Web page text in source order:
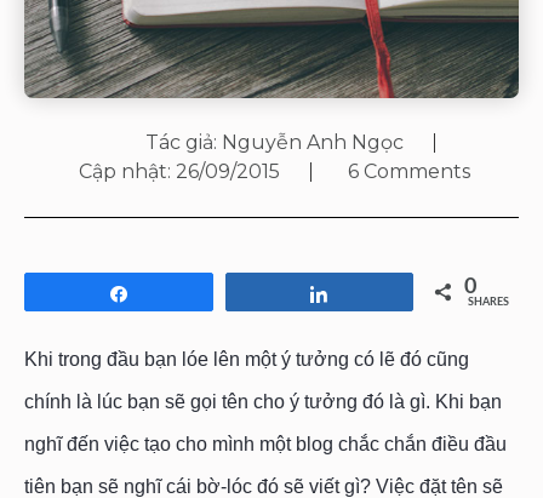
Tác giả: Nguyễn Anh Ngọc
Cập nhật: 26/09/2015 6 Comments
0
SHARES
Khi trong đầu bạn lóe lên một ý tưởng có lẽ đó cũng
chính là lúc bạn sẽ gọi tên cho ý tưởng đó là gì. Khi bạn
nghĩ đến việc tạo cho mình một blog chắc chắn điều đầu
tiên bạn sẽ nghĩ cái bờ-lóc đó sẽ viết gì? Việc đặt tên sẽ